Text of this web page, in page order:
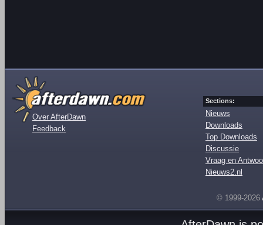
Over AfterDawn
Feedback
Sections:
Nieuws
Downloads
Top Downloads
Discussie
Vraag en
Nieuws2.nl
© 1999-2026